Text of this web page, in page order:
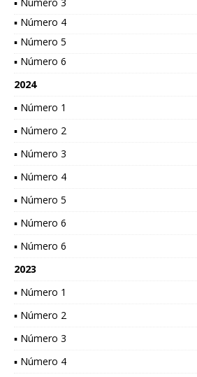
▪ Número 4
▪ Número 5
▪ Número 6
2024
▪ Número 1
▪ Número 2
▪ Número 3
▪ Número 4
▪ Número 5
▪ Número 6
▪ Número 6
2023
▪ Número 1
▪ Número 2
▪ Número 3
▪ Número 4